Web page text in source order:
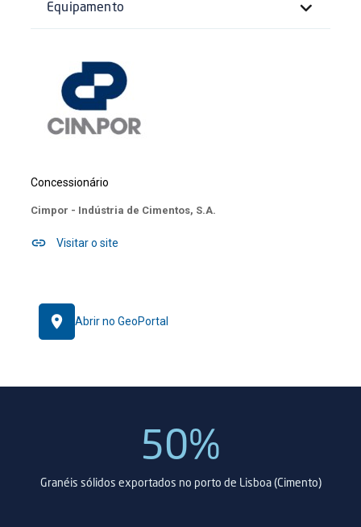
Equipamento
Concessionário
Cimpor - Indústria de Cimentos, S.A.
Visitar o site
Abrir no GeoPortal
50%
Granéis sólidos exportados no porto de Lisboa (Cimento)